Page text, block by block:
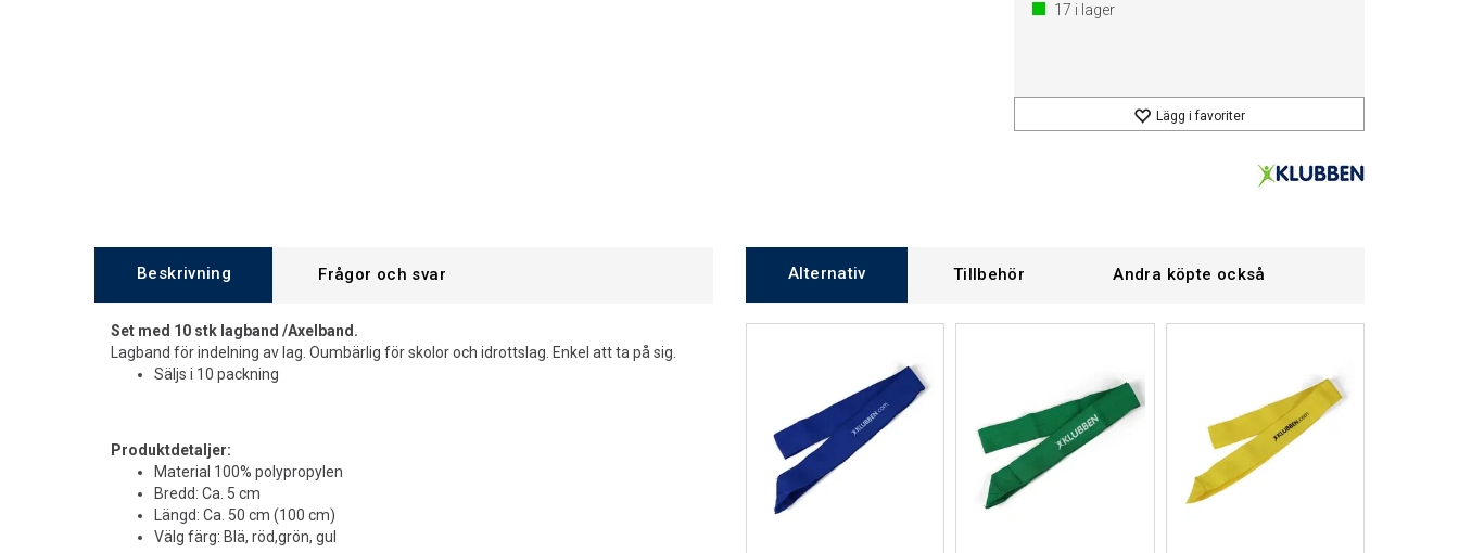
17 i lager
Lägg i favoriter
Beskrivning Frågor och svar
Set med 10 stk lagband /Axelband.
Lagband för indelning av lag. Oumbärlig för skolor och idrottslag. Enkel att ta på sig.
Säljs i 10 packning
Produktdetaljer:
Material 100% polypropylen
Bredd: Ca. 5 cm
Längd: Ca. 50 cm (100 cm)
Välg färg: Blä, röd,grön, gul
Alternativ Tillbehör Andra köpte också